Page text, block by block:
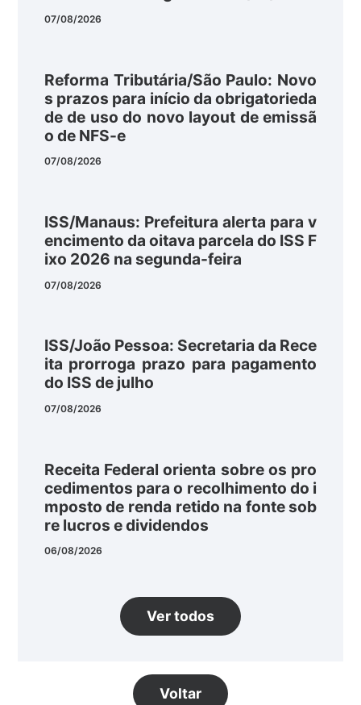
07/08/2026
Reforma Tributária/São Paulo: Novo
s prazos para início da obrigatorieda
de de uso do novo layout de emissã
o de NFS-e
07/08/2026
ISS/Manaus: Prefeitura alerta para v
encimento da oitava parcela do ISS F
ixo 2026 na segunda-feira
07/08/2026
ISS/João Pessoa: Secretaria da Rece
ita prorroga prazo para pagamento
do ISS de julho
07/08/2026
Receita Federal orienta sobre os pro
cedimentos para o recolhimento do i
mposto de renda retido na fonte sob
re lucros e dividendos
06/08/2026
Ver todos
Voltar